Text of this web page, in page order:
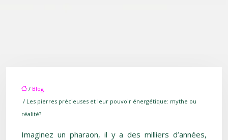
/ Blog
/ Les pierres précieuses et leur pouvoir énergétique: mythe ou
réalité?
Imaginez un pharaon, il y a des milliers d’années,